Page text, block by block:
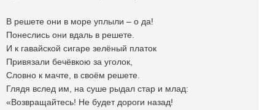
В решете они в море уплыли – о да!
Понеслись они вдаль в решете.
И к гавайской сигаре зелёный платок
Привязали бечёвкою за уголок,
Словно к мачте, в своём решете.
Глядя вслед им, на суше рыдал стар и млад:
«Возвращайтесь! Не будет дороги назад!